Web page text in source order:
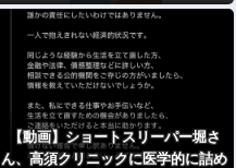
【動画】ショートスリーパー堀さ
ん、高須クリニックに医学的に詰め